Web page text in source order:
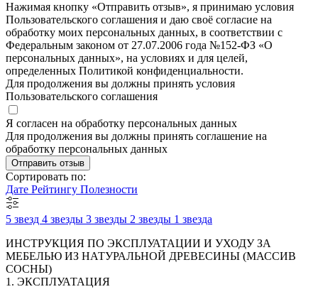
Нажимая кнопку «Отправить отзыв», я принимаю условия
Пользовательского соглашения и даю своё согласие на
обработку моих персональных данных, в соответствии с
Федеральным законом от 27.07.2006 года №152-ФЗ «О
персональных данных», на условиях и для целей,
определенных Политикой конфиденциальности.
Для продолжения вы должны принять условия
Пользовательского соглашения
Я согласен на обработку персональных данных
Для продолжения вы должны принять соглашение на
обработку персональных данных
Отправить отзыв
Сортировать по:
Дате Рейтингу Полезности
5 звезд 4 звезды 3 звезды 2 звезды 1 звезда
ИНСТРУКЦИЯ ПО ЭКСПЛУАТАЦИИ И УХОДУ ЗА
МЕБЕЛЬЮ ИЗ НАТУРАЛЬНОЙ ДРЕВЕСИНЫ (МАССИВ
СОСНЫ)
1. ЭКСПЛУАТАЦИЯ